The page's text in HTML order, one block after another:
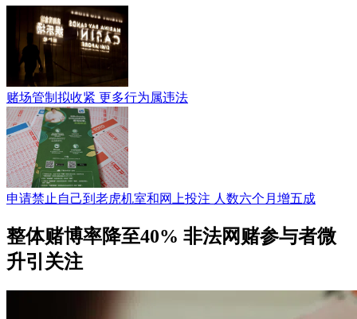
赌场管制拟收紧 更多行为属违法
申请禁止自己到老虎机室和网上投注 人数六个月增五成
整体赌博率降至40% 非法网赌参与者微
升引关注